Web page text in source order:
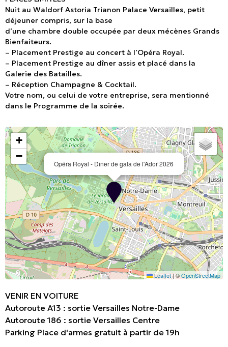
Nuit au Waldorf Astoria Trianon Palace Versailles, petit
déjeuner compris, sur la base
d’une chambre double occupée par deux mécènes Grands
Bienfaiteurs.
– Placement Prestige au concert à l’Opéra Royal.
– Placement Prestige au dîner assis et placé dans la
Galerie des Batailles.
– Réception Champagne & Cocktail.
Votre nom, ou celui de votre entreprise, sera mentionné
dans le Programme de la soirée.
Opéra Royal - Dîner de gala de l'Ador 2026
+
−
Leaflet| ©OpenStreetMap
VENIR EN VOITURE
Autoroute A13 : sortie Versailles Notre-Dame
Autoroute 186 : sortie Versailles Centre
Parking Place d'armes gratuit à partir de 19h